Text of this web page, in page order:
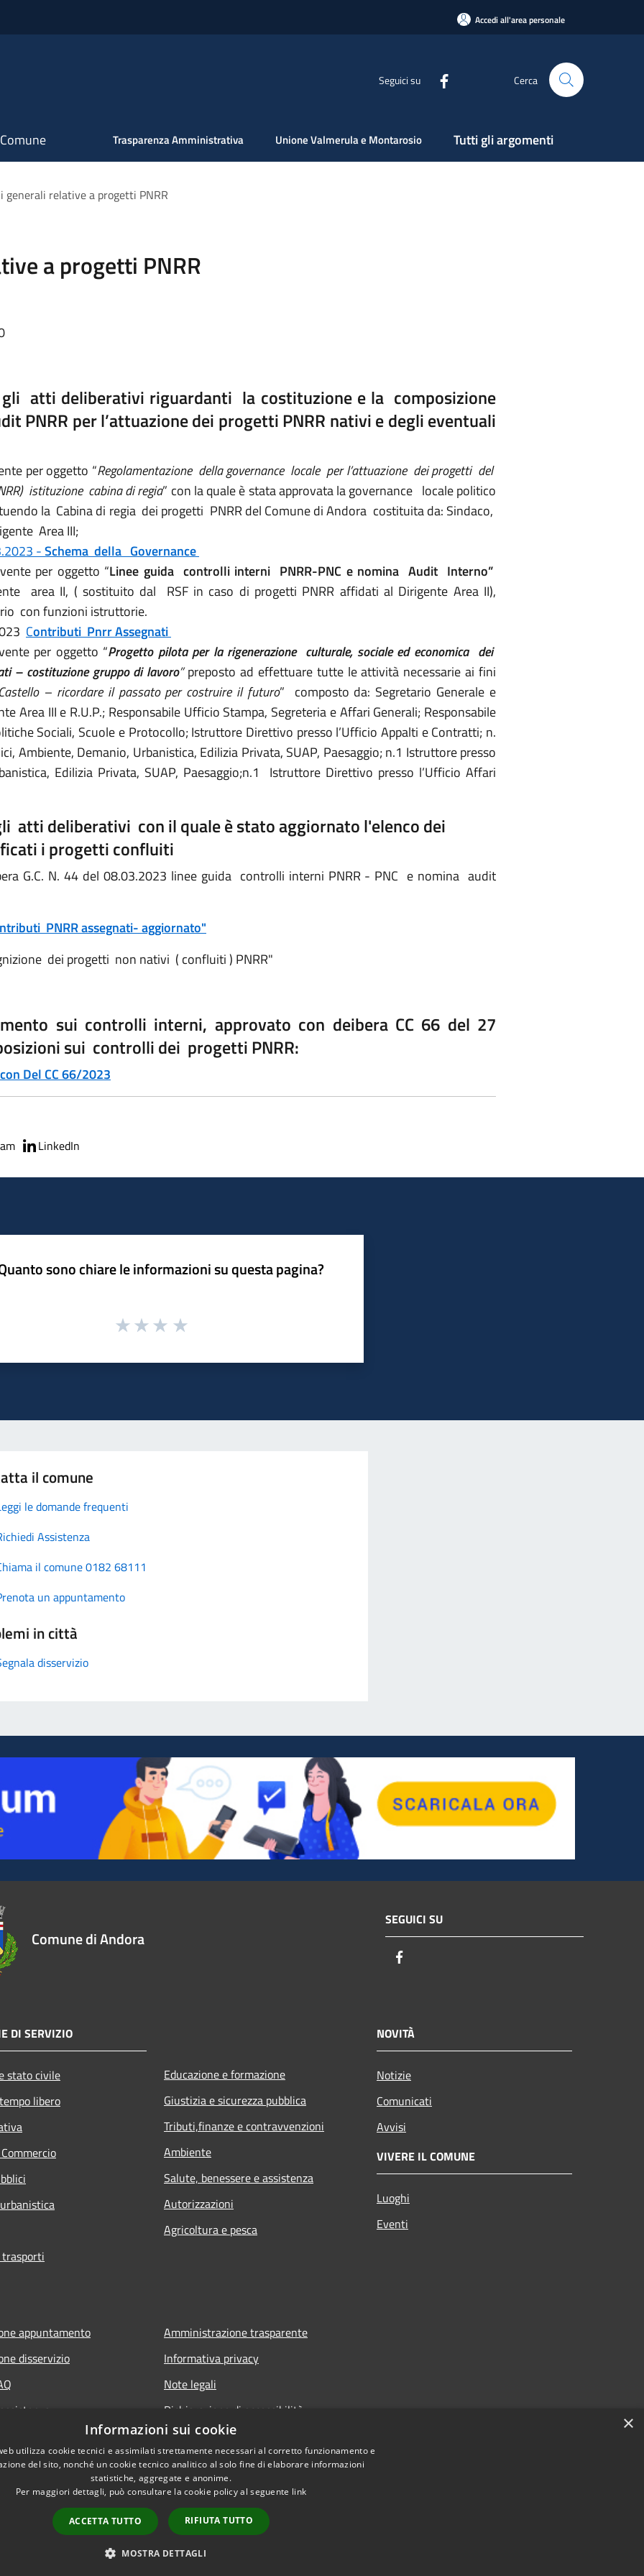
Accedi all'area personale
Seguici su Cerca
Trasparenza Amministrativa Unione Valmerula e Montarosio Tutti gli argomenti
generali relative a progetti PNRR
a progetti PNRR
atti deliberativi riguardanti la costituzione e la composizione
PNRR per l’attuazione dei progetti PNRR nativi e degli eventuali
per oggetto “Regolamentazione della governance locale per l’attuazione dei progetti del
istituzione cabina di regia” con la quale è stata approvata la governance locale politico
la Cabina di regia dei progetti PNRR del Comune di Andora costituita da: Sindaco,
Area III;
-Schema della Governance
per oggetto “Linee guida controlli interni PNRR-PNC e nomina Audit Interno”
area II, ( sostituito dal RSF in caso di progetti PNRR affidati al Dirigente Area II),
con funzioni istruttorie.
Contributi Pnrr Assegnati
per oggetto “Progetto pilota per la rigenerazione culturale, sociale ed economica dei
– costituzione gruppo di lavoro”preposto ad effettuare tutte le attività necessarie ai fini
– ricordare il passato per costruire il futuro” composto da: Segretario Generale e
Area III e R.U.P.; Responsabile Ufficio Stampa, Segreteria e Affari Generali; Responsabile
Sociali, Scuole e Protocollo; Istruttore Direttivo presso l’Ufficio Appalti e Contratti; n.
Ambiente, Demanio, Urbanistica, Edilizia Privata, SUAP, Paesaggio; n.1 Istruttore presso
Edilizia Privata, SUAP, Paesaggio;n.1 Istruttore Direttivo presso l’Ufficio Affari
atti deliberativi con il quale è stato aggiornato l'elenco dei
i progetti confluiti
G.C. N. 44 del 08.03.2023 linee guida controlli interni PNRR - PNC e nomina audit
PNRR assegnati- aggiornato"
dei progetti non nativi ( confluiti ) PNRR"
sui controlli interni, approvato con deibera CC 66 del 27
sui controlli dei progetti PNRR:
Del CC 66/2023
LinkedIn
sono chiare le informazioni su questa pagina?
il comune
le domande frequenti
Assistenza
il comune 0182 68111
un appuntamento
in città
disservizio
Comune di Andora
SEGUICI SU
DI SERVIZIO
stato civile
libero
Educazione e formazione
Giustizia e sicurezza pubblica
Tributi,finanze e contravvenzioni
Ambiente
Salute, benessere e assistenza
Autorizzazioni
Agricoltura e pesca
NOVITÀ
Notizie
Comunicati
Avvisi
VIVERE IL COMUNE
Luoghi
Eventi
appuntamento
disservizio
Amministrazione trasparente
Informativa privacy
Note legali
Dichiarazione di accessibilità
Copyright © 2026 • Comune di Andora • Powered by
×
Informazioni sui cookie
utilizza cookie tecnici e assimilati strettamente necessari al corretto funzionamento e
del sito, nonché un cookie tecnico analitico al solo fine di elaborare informazioni
statistiche, aggregate e anonime.
Per maggiori dettagli, può consultare la cookie policy al seguente link
ACCETTA TUTTO RIFIUTA TUTTO
MOSTRA DETTAGLI